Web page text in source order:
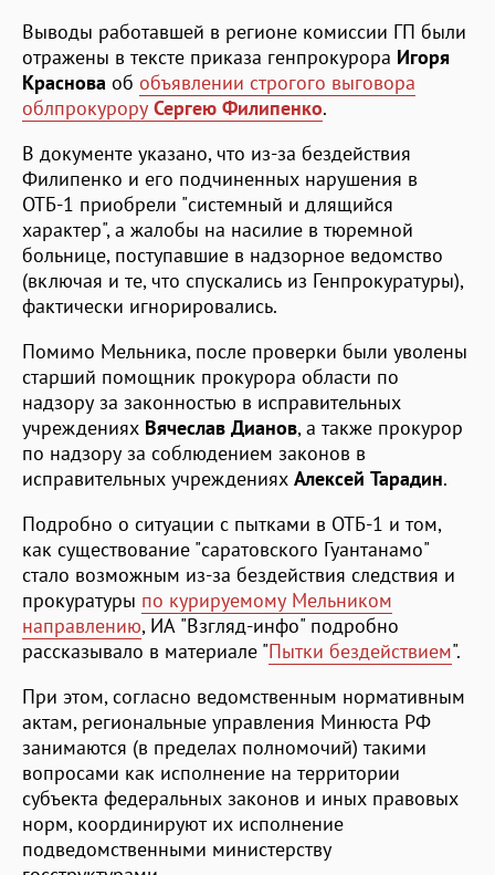
Выводы работавшей в регионе комиссии ГП были
отражены в тексте приказа генпрокурора Игоря
Краснова об объявлении строгого выговора
облпрокурору Сергею Филипенко.
В документе указано, что из-за бездействия
Филипенко и его подчиненных нарушения в
ОТБ-1 приобрели "системный и длящийся
характер", а жалобы на насилие в тюремной
больнице, поступавшие в надзорное ведомство
(включая и те, что спускались из Генпрокуратуры),
фактически игнорировались.
Помимо Мельника, после проверки были уволены
старший помощник прокурора области по
надзору за законностью в исправительных
учреждениях Вячеслав Дианов, а также прокурор
по надзору за соблюдением законов в
исправительных учреждениях Алексей Тарадин.
Подробно о ситуации с пытками в ОТБ-1 и том,
как существование "саратовского Гуантанамо"
стало возможным из-за бездействия следствия и
прокуратуры по курируемому Мельником
направлению, ИА "Взгляд-инфо" подробно
рассказывало в материале "Пытки бездействием".
При этом, согласно ведомственным нормативным
актам, региональные управления Минюста РФ
занимаются (в пределах полномочий) такими
вопросами как исполнение на территории
субъекта федеральных законов и иных правовых
норм, координируют их исполнение
подведомственными министерству